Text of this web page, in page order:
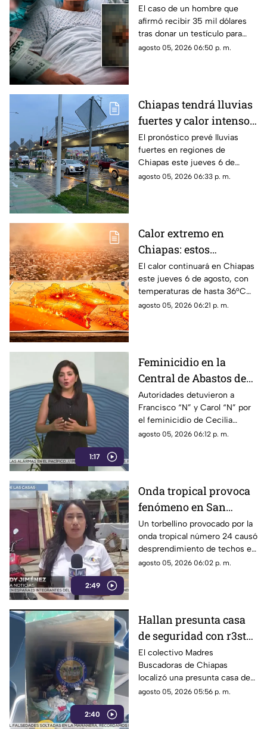
mil dólares por donar
un t3stícul0
El caso de un hombre que
afirmó recibir 35 mil dólares
tras donar un testículo para
investigación científica volvió
agosto 05, 2026 06:50 p. m.
Chiapas tendrá lluvias
fuertes y calor intenso
este jueves 6 de agosto
El pronóstico prevé lluvias
fuertes en regiones de
Chiapas este jueves 6 de
agosto, mientras el ambiente
agosto 05, 2026 06:33 p. m.
Calor extremo en
Chiapas: estos
municipios alcanzarán
hasta 36°C este jueves
El calor continuará en Chiapas
este jueves 6 de agosto, con
temperaturas de hasta 36°C
en algunos municipios y
agosto 05, 2026 06:21 p. m.
1:17
Feminicidio en la
Central de Abastos de
Comitán: capturan a
dos implicados, una
detención ocurrió en
Jalisco
Autoridades detuvieron a
Francisco “N” y Carol “N” por
el feminicidio de Cecilia
Viviana en Comitán. La Fiscalía
agosto 05, 2026 06:12 p. m.
2:49
Onda tropical provoca
fenómeno en San
Cristóbal: torbellino
desprende techos de
locales y derriba
árboles
Un torbellino provocado por la
onda tropical número 24 causó
desprendimiento de techos en
un mercado y la caída de
agosto 05, 2026 06:02 p. m.
2:40
Hallan presunta casa
de seguridad con r3st0s
humanos en Chiapa de
Corzo
El colectivo Madres
Buscadoras de Chiapas
localizó una presunta casa de
seguridad en Nicolás Bravo,
agosto 05, 2026 05:56 p. m.